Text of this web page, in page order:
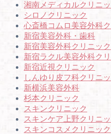
湘南メディカルクリニ
シロノクリニック
心斎橋コムロ美容外科
新宿美容外科・歯科
新宿美容外科クリニック
新宿ラクル美容外科ク
新宿近視クリニック
しんゆり皮フ科クリニ
新横浜美容外科
杉本クリニック
スキンクリニック
スキンケア上野クリニ
スキンコスメクリニック